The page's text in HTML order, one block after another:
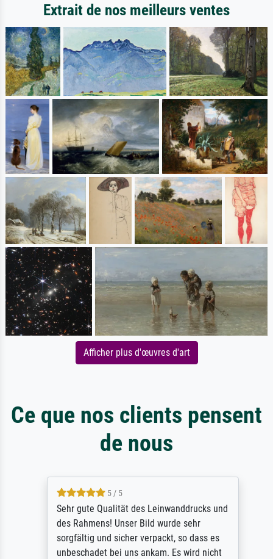
Extrait de nos meilleurs ventes
Afficher plus d'œuvres d'art
Ce que nos clients pensent
de nous
5 / 5
Sehr gute Qualität des Leinwanddrucks und
des Rahmens! Unser Bild wurde sehr
sorgfältig und sicher verpackt, so dass es
unbeschadet bei uns ankam. Es wird nicht